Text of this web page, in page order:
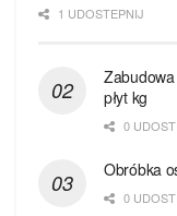
1 UDOSTEPNIJ
płyt kg
0
Obróbka
0